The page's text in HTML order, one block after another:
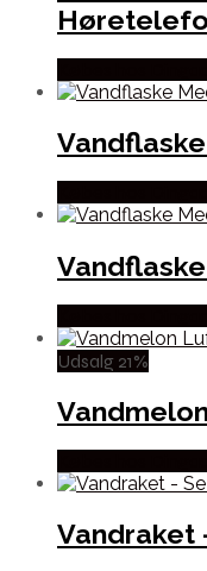
Udsalg 21%
Vandraket